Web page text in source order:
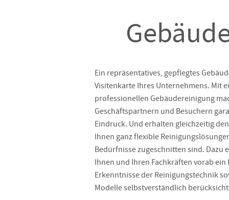
Ein repräsentatives, gepflegtes
Visitenkarte Ihres Unternehmens. Mit
professionellen Gebäudereinigung
Geschäftspartnern und Besuchern
Eindruck. Und erhalten gleichzeitig
Ihnen ganz flexible
Bedürfnisse zugeschnitten sind. Dazu
Ihnen und Ihren Fachkräften vorab ein
Erkenntnisse der Reinigungstechnik
Modelle selbstverständlich